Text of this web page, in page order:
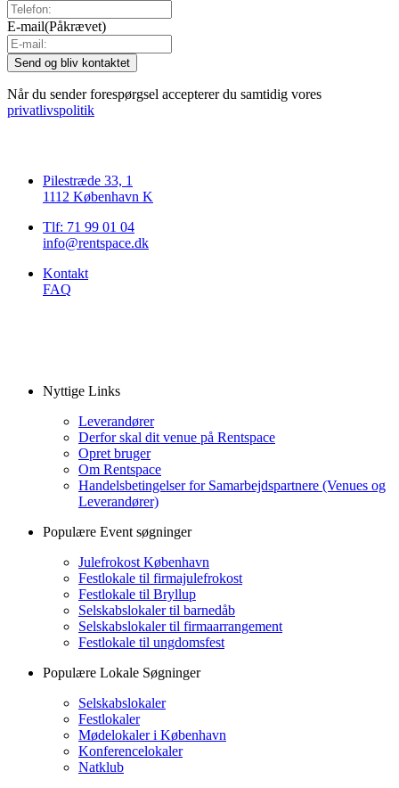
E-mail(Påkrævet)
Når du sender forespørgsel accepterer du samtidig vores
privatlivspolitik
Pilestræde 33, 1
1112 København K
Tlf: 71 99 01 04
info@rentspace.dk
Kontakt
FAQ
Nyttige Links
Leverandører
Derfor skal dit venue på Rentspace
Opret bruger
Om Rentspace
Handelsbetingelser for Samarbejdspartnere (Venues og
Leverandører)
Populære Event søgninger
Julefrokost København
Festlokale til firmajulefrokost
Festlokale til Bryllup
Selskabslokaler til barnedåb
Selskabslokaler til firmaarrangement
Festlokale til ungdomsfest
Populære Lokale Søgninger
Selskabslokaler
Festlokaler
Mødelokaler i København
Konferencelokaler
Natklub